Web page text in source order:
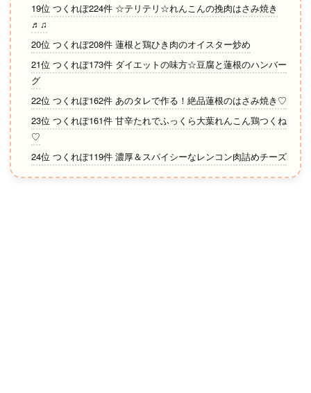
19位 つくれぽ224件 ☆テリテリ☆れんこんの挽肉はさみ焼き
♬♫
20位 つくれぽ208件 蓮根と鶏ひき肉のオイスター炒め
21位 つくれぽ173件 ダイエットの味方☆豆腐と蓮根のハンバー
グ
22位 つくれぽ162件 あのタレで作る！絶品蓮根のはさみ焼き♡
23位 つくれぽ161件 甘辛たれでふっくら大葉れんこん鶏つくね
♡
24位 つくれぽ119件 濃厚＆スパイシーなレンコン肉詰めチーズ